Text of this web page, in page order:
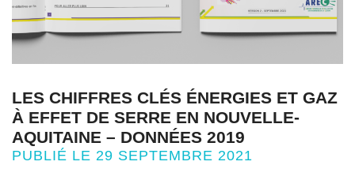
LES CHIFFRES CLÉS ÉNERGIES ET GAZ
À EFFET DE SERRE EN NOUVELLE-
AQUITAINE – DONNÉES 2019
PUBLIÉ LE 29 SEPTEMBRE 2021